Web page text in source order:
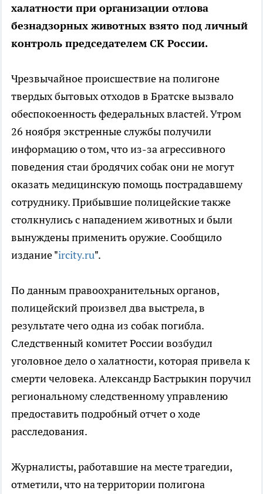
халатности при организации отлова
безнадзорных животных взято под личный
контроль председателем СК России.
Чрезвычайное происшествие на полигоне
твердых бытовых отходов в Братске вызвало
обеспокоенность федеральных властей. Утром
26 ноября экстренные службы получили
информацию о том, что из-за агрессивного
поведения стаи бродячих собак они не могут
оказать медицинскую помощь пострадавшему
сотруднику. Прибывшие полицейские также
столкнулись с нападением животных и были
вынуждены применить оружие. Сообщило
издание "ircity.ru".
По данным правоохранительных органов,
полицейский произвел два выстрела, в
результате чего одна из собак погибла.
Следственный комитет России возбудил
уголовное дело о халатности, которая привела к
смерти человека. Александр Бастрыкин поручил
региональному следственному управлению
предоставить подробный отчет о ходе
расследования.
Журналисты, работавшие на месте трагедии,
отметили, что на территории полигона